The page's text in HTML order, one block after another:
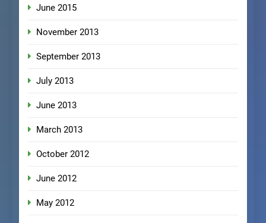
June 2015
November 2013
September 2013
July 2013
June 2013
March 2013
October 2012
June 2012
May 2012